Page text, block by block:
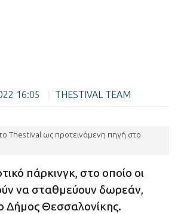
16:05 THESTIVAL TEAM
Thestival ως προτεινόμενη πηγή στο
πάρκινγκ, στο οποίο οι
να σταθμεύουν δωρεάν,
Δήμος Θεσσαλονίκης.